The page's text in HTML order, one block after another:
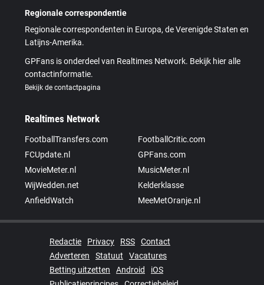
Regionale correspondentie
Regionale correspondenten in Europa, de Verenigde Staten en
Latijns-Amerika.
GPFans is onderdeel van Realtimes Network. Bekijk hier alle
contactinformatie.
Bekijk de contactpagina
Realtimes Network
FootballTransfers.com
FootballCritic.com
FCUpdate.nl
GPFans.com
MovieMeter.nl
MusicMeter.nl
WijWedden.net
Kelderklasse
AnfieldWatch
MeeMetOranje.nl
Redactie Privacy RSS
Contact
Adverteren
Statuut
Vacatures
Betting uitzetten
Android
iOS